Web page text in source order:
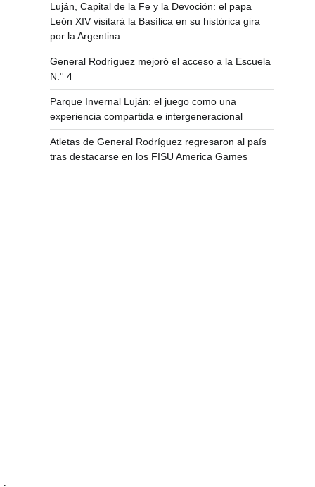
Luján, Capital de la Fe y la Devoción: el papa
León XIV visitará la Basílica en su histórica gira
por la Argentina
General Rodríguez mejoró el acceso a la Escuela
N.° 4
Parque Invernal Luján: el juego como una
experiencia compartida e intergeneracional
Atletas de General Rodríguez regresaron al país
tras destacarse en los FISU America Games